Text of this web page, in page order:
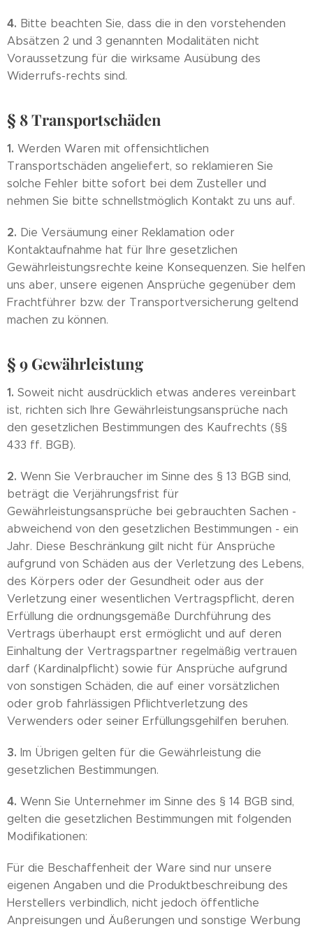
4. Bitte beachten Sie, dass die in den vorstehenden
Absätzen 2 und 3 genannten Modalitäten nicht
Voraussetzung für die wirksame Ausübung des
Widerrufs-rechts sind.
§ 8 Transportschäden
1. Werden Waren mit offensichtlichen
Transportschäden angeliefert, so reklamieren Sie
solche Fehler bitte sofort bei dem Zusteller und
nehmen Sie bitte schnellstmöglich Kontakt zu uns auf.
2. Die Versäumung einer Reklamation oder
Kontaktaufnahme hat für Ihre gesetzlichen
Gewährleistungsrechte keine Konsequenzen. Sie helfen
uns aber, unsere eigenen Ansprüche gegenüber dem
Frachtführer bzw. der Transportversicherung geltend
machen zu können.
§ 9 Gewährleistung
1. Soweit nicht ausdrücklich etwas anderes vereinbart
ist, richten sich Ihre Gewährleistungsansprüche nach
den gesetzlichen Bestimmungen des Kaufrechts (§§
433 ff. BGB).
2. Wenn Sie Verbraucher im Sinne des § 13 BGB sind,
beträgt die Verjährungsfrist für
Gewährleistungsansprüche bei gebrauchten Sachen -
abweichend von den gesetzlichen Bestimmungen - ein
Jahr. Diese Beschränkung gilt nicht für Ansprüche
aufgrund von Schäden aus der Verletzung des Lebens,
des Körpers oder der Gesundheit oder aus der
Verletzung einer wesentlichen Vertragspflicht, deren
Erfüllung die ordnungsgemäße Durchführung des
Vertrags überhaupt erst ermöglicht und auf deren
Einhaltung der Vertragspartner regelmäßig vertrauen
darf (Kardinalpflicht) sowie für Ansprüche aufgrund
von sonstigen Schäden, die auf einer vorsätzlichen
oder grob fahrlässigen Pflichtverletzung des
Verwenders oder seiner Erfüllungsgehilfen beruhen.
3. Im Übrigen gelten für die Gewährleistung die
gesetzlichen Bestimmungen.
4. Wenn Sie Unternehmer im Sinne des § 14 BGB sind,
gelten die gesetzlichen Bestimmungen mit folgenden
Modifikationen:
Für die Beschaffenheit der Ware sind nur unsere
eigenen Angaben und die Produktbeschreibung des
Herstellers verbindlich, nicht jedoch öffentliche
Anpreisungen und Äußerungen und sonstige Werbung